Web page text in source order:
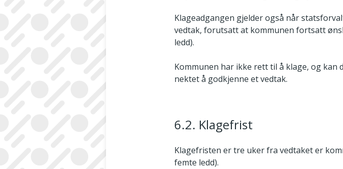
Klageadgangen gjelder også når
vedtak, forutsatt at kommunen fortsatt
ledd).
Kommunen har ikke rett til å klage, og
nektet å godkjenne et vedtak.
6.2. Klagefrist
Klagefristen er tre uker fra vedtaket er
femte ledd).